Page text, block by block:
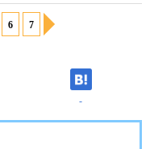
6 7
-